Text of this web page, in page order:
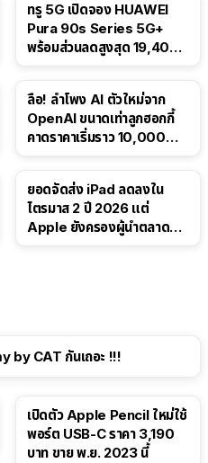
ทรู 5G เปิดจอง HUAWEI
Pura 90s Series 5G+
พร้อมส่วนลดสูงสุด 19,400
ลือ! ลำโพง AI ตัวใหม่จาก
OpenAI ขนาดเท่าลูกฮอกกี้
คาดราคาเริ่มราว 10,000
ยอดจัดส่ง iPad ลดลงใน
ไตรมาส 2 ปี 2026 แต่
Apple ยังครองผู้นำตลาด
by CAT กันเถอะ !!!
เปิดตัว Apple Pencil ใหม่ใช้
พอร์ต USB-C ราคา 3,190
บาท ขาย พ.ย. 2023 นี้